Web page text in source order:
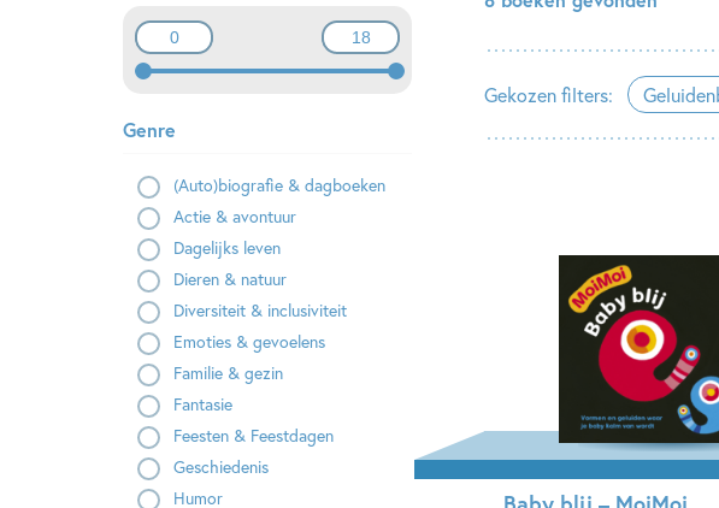
Genre
(Auto)biografie & dagboeken
Actie & avontuur
Dagelijks leven
Dieren & natuur
Diversiteit & inclusiviteit
Emoties & gevoelens
Familie & gezin
Fantasie
Feesten & Feestdagen
Geschiedenis
Humor
Gekozen filters: